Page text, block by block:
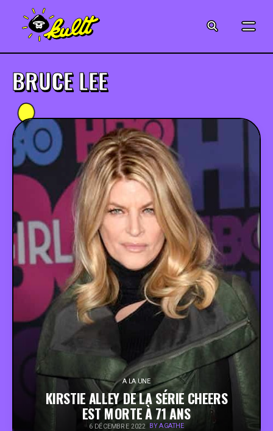
MUSIQUE
CRÉATION
ART
JEUX-VIDÉO
VINTAGE
PEOPLE
BONS PLANS
SOUTENEZ KULTT
BRUCE LEE
A LA UNE
KIRSTIE ALLEY DE LA SÉRIE CHEERS
EST MORTE À 71 ANS
6 DÉCEMBRE 2022 BY AGATHE